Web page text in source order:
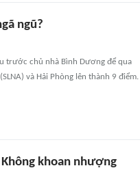
ngũ?
trước chủ nhà Bình Dương để qua
và Hải Phòng lên thành 9 điểm.
khoan nhượng